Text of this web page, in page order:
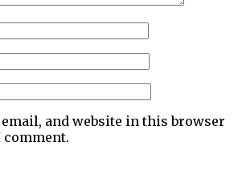
email, and website in this browser